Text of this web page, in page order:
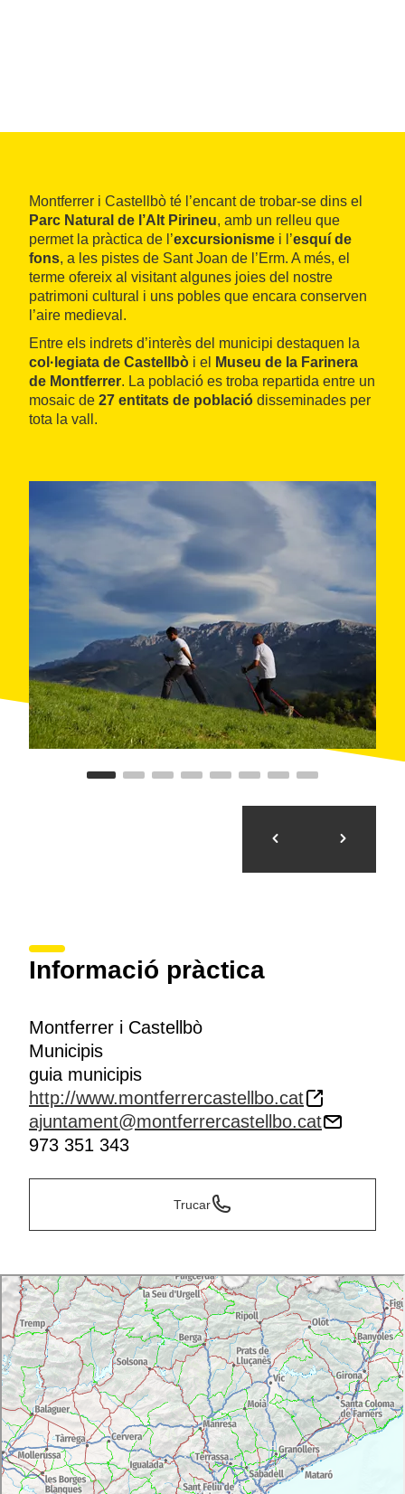
Montferrer i Castellbò té l’encant de trobar-se dins el
Parc Natural de l’Alt Pirineu, amb un relleu que
permet la pràctica de l’excursionisme i l’esquí de
fons, a les pistes de Sant Joan de l’Erm. A més, el
terme ofereix al visitant algunes joies del nostre
patrimoni cultural i uns pobles que encara conserven
l’aire medieval.
Entre els indrets d’interès del municipi destaquen la
col·legiata de Castellbò i el
Museu de la Farinera
de Montferrer. La població es troba repartida entre un
mosaic de 27 entitats de població disseminades per
tota la vall.
Informació pràctica
Montferrer i Castellbò
Municipis
guia municipis
http://www.montferrercastellbo.cat
ajuntament@montferrercastellbo.cat
973 351 343
Trucar